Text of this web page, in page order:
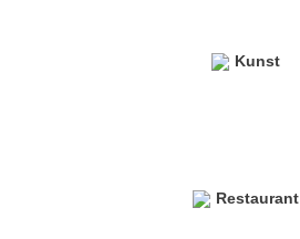
Kunst
Restaurant